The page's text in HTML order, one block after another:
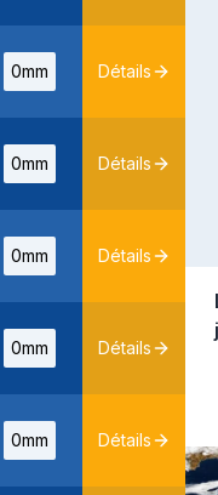
0mm Détails
0mm Détails
0mm Détails
0mm Détails
0mm Détails